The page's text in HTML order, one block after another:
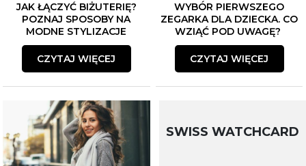
JAK ŁĄCZYĆ BIŻUTERIĘ?
POZNAJ SPOSOBY NA
MODNE STYLIZACJE
CZYTAJ WIĘCEJ
WYBÓR PIERWSZEGO
ZEGARKA DLA DZIECKA. CO
WZIĄĆ POD UWAGĘ?
CZYTAJ WIĘCEJ
SWISS WATCHCARD
Polityka prywatności